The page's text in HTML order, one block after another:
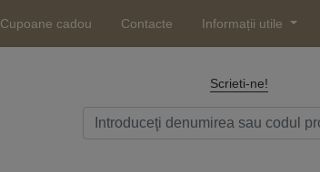
Cupoane cadou Contacte Informații utile
Scrieti-ne!